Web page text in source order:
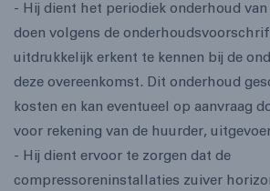
- Hij dient het periodiek onderhoud
doen volgens de
uitdrukkelijk erkent te kennen bij de
deze overeenkomst. Dit onderhoud
kosten en kan eventueel op aanvraag
voor rekening van de huurder,
- Hij dient ervoor te zorgen dat de
compressoreninstallaties zuiver